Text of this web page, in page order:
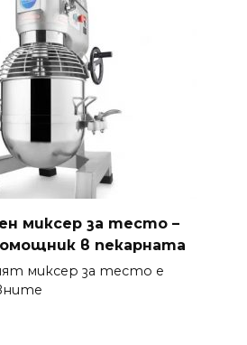
миксер за тесто –
в пекарната
миксер за тесто е